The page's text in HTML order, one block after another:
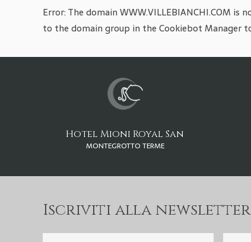
Error: The domain WWW.VILLEBIANCHI.COM
to the domain group in the Cookiebot Manager
Hotel Mioni Royal San
MONTEGROTTO TERME
Iscriviti alla newsletter